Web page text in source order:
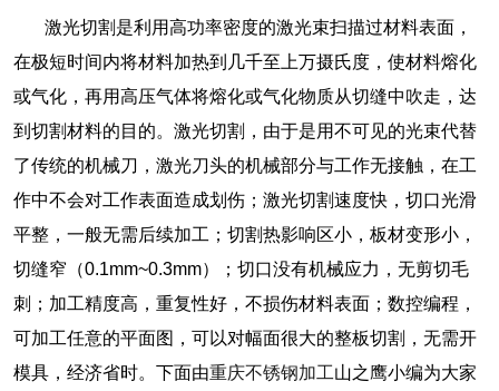
激光切割是利用高功率密度的激光束扫描过材料表面，
在极短时间内将材料加热到几千至上万摄氏度，使材料熔化
或气化，再用高压气体将熔化或气化物质从切缝中吹走，达
到切割材料的目的。激光切割，由于是用不可见的光束代替
了传统的机械刀，激光刀头的机械部分与工作无接触，在工
作中不会对工作表面造成划伤；激光切割速度快，切口光滑
平整，一般无需后续加工；切割热影响区小，板材变形小，
切缝窄（0.1mm~0.3mm）；切口没有机械应力，无剪切毛
刺；加工精度高，重复性好，不损伤材料表面；数控编程，
可加工任意的平面图，可以对幅面很大的整板切割，无需开
模具，经济省时。下面由重庆不锈钢加工山之鹰小编为大家